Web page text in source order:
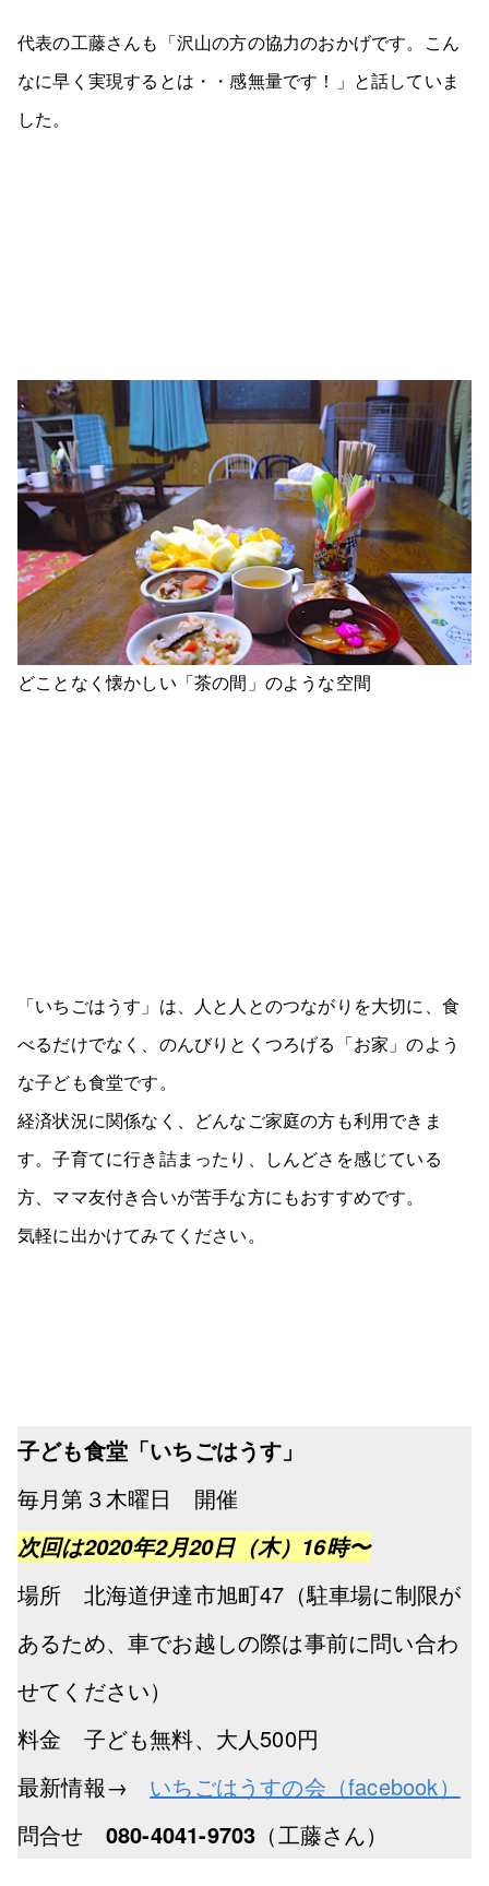
代表の工藤さんも「沢山の方の協力のおかげです。こん
なに早く実現するとは・・感無量です！」と話していま
した。
どことなく懐かしい「茶の間」のような空間
「いちごはうす」は、人と人とのつながりを大切に、食
べるだけでなく、のんびりとくつろげる「お家」のよう
な子ども食堂です。
経済状況に関係なく、どんなご家庭の方も利用できま
す。子育てに行き詰まったり、しんどさを感じている
方、ママ友付き合いが苦手な方にもおすすめです。
気軽に出かけてみてください。
子ども食堂「いちごはうす」
毎月第３木曜日 開催
次回は2020年2月20日（木）16時〜
場所 北海道伊達市旭町47（駐車場に制限が
あるため、車でお越しの際は事前に問い合わ
せてください）
料金 子ども無料、大人500円
最新情報→ いちごはうすの会（facebook）
問合せ 080-4041-9703 （工藤さん）